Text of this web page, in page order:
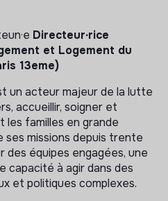
Directeur∙rice
et Logement du
13eme)
un acteur majeur de la lutte
accueillir, soigner et
les familles en grande
missions depuis trente
des équipes engagées, une
capacité à agir dans des
et politiques complexes.